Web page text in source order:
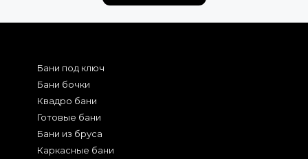
Бани под ключ
Бани бочки
Квадро бани
Готовые бани
Бани из бруса
Каркасные бани